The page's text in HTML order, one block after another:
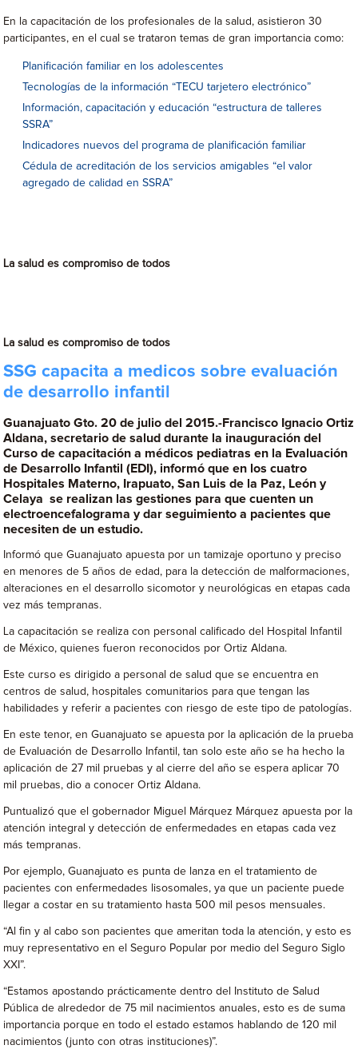
En la capacitación de los profesionales de la salud, asistieron 30
participantes, en el cual se trataron temas de gran importancia como:
Planificación familiar en los adolescentes
Tecnologías de la información “TECU tarjetero electrónico”
Información, capacitación y educación “estructura de talleres
SSRA”
Indicadores nuevos del programa de planificación familiar
Cédula de acreditación de los servicios amigables “el valor
agregado de calidad en SSRA”
La salud es compromiso de todos
La salud es compromiso de todos
SSG capacita a medicos sobre evaluación
de desarrollo infantil
Guanajuato Gto. 20 de julio del 2015.-Francisco Ignacio Ortiz
Aldana, secretario de salud durante la inauguración del
Curso de capacitación a médicos pediatras en la Evaluación
de Desarrollo Infantil (EDI), informó que en los cuatro
Hospitales Materno, Irapuato, San Luis de la Paz, León y
Celaya se realizan las gestiones para que cuenten un
electroencefalograma y dar seguimiento a pacientes que
necesiten de un estudio.
Informó que Guanajuato apuesta por un tamizaje oportuno y preciso
en menores de 5 años de edad, para la detección de malformaciones,
alteraciones en el desarrollo sicomotor y neurológicas en etapas cada
vez más tempranas.
La capacitación se realiza con personal calificado del Hospital Infantil
de México, quienes fueron reconocidos por Ortiz Aldana.
Este curso es dirigido a personal de salud que se encuentra en
centros de salud, hospitales comunitarios para que tengan las
habilidades y referir a pacientes con riesgo de este tipo de patologías.
En este tenor, en Guanajuato se apuesta por la aplicación de la prueba
de Evaluación de Desarrollo Infantil, tan solo este año se ha hecho la
aplicación de 27 mil pruebas y al cierre del año se espera aplicar 70
mil pruebas, dio a conocer Ortiz Aldana.
Puntualizó que el gobernador Miguel Márquez Márquez apuesta por la
atención integral y detección de enfermedades en etapas cada vez
más tempranas.
Por ejemplo, Guanajuato es punta de lanza en el tratamiento de
pacientes con enfermedades lisosomales, ya que un paciente puede
llegar a costar en su tratamiento hasta 500 mil pesos mensuales.
“Al fin y al cabo son pacientes que ameritan toda la atención, y esto es
muy representativo en el Seguro Popular por medio del Seguro Siglo
XXI”.
“Estamos apostando prácticamente dentro del Instituto de Salud
Pública de alrededor de 75 mil nacimientos anuales, esto es de suma
importancia porque en todo el estado estamos hablando de 120 mil
nacimientos (junto con otras instituciones)”.